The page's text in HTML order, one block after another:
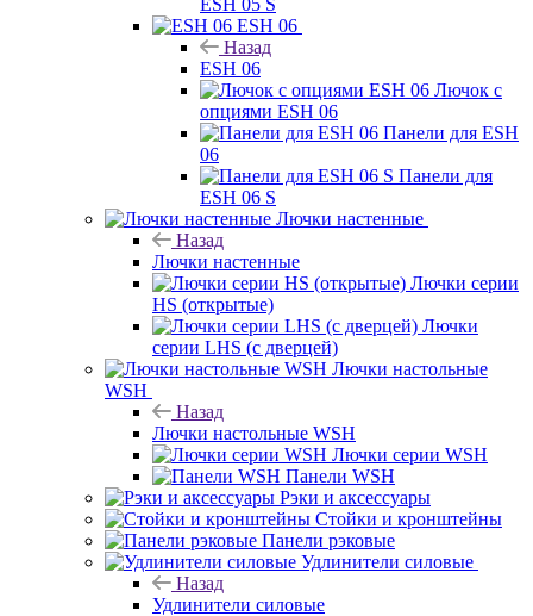
ESH 05 S
ESH 06
Назад
ESH 06
Лючок с
опциями ESH 06
Панели для ESH
06
Панели для
ESH 06 S
Лючки настенные
Назад
Лючки настенные
Лючки серии
HS (открытые)
Лючки
серии LHS (с дверцей)
Лючки настольные
WSH
Назад
Лючки настольные WSH
Лючки серии WSH
Панели WSH
Рэки и аксессуары
Стойки и кронштейны
Панели рэковые
Удлинители силовые
Назад
Удлинители силовые